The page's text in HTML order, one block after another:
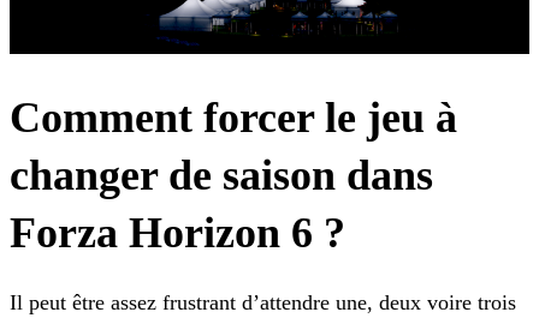
Comment forcer le jeu à
changer de saison dans
Forza Horizon 6 ?
Il peut être assez frustrant d’attendre une, deux voire trois